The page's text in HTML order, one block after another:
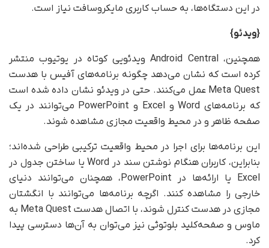
در این دستگاه‌ها، به حساب کاربری مایکروسافت نیاز است.
{ویدئو}
همچنین، Android Central ویدئویی کوتاه در یوتیوب منتشر
کرده است که نشان می‌دهد چگونه برنامه‌های آفیس با هدست
Meta Quest عمل می‌کنند. حتی در ویدئو نشان داده شده است
که برنامه‌های Word و Excel و PowerPoint می‌توانند در یک
صفحه ظاهر و در محیط واقعیت مجازی مشاهده شوند.
این برنامه‌ها برای اجرا در محیط واقعیت ترکیبی طراحی شده‌اند؛
بنابراین، کاربران هنگام نوشتن سند در Word یا ساختن جدول در
Excel یا ارائه‌ها در PowerPoint، همچنان می‌توانند دنیای
خارجی را مشاهده کنند. اگرچه برنامه‌ها می‌توانند با انگشتان
مجازی در هدست کنترل شوند، با اتصال هدست Meta Quest به
ماوس و صفحه‌کلید بلوتوثی نیز می‌توان به آن‌ها دسترسی پیدا
کرد.